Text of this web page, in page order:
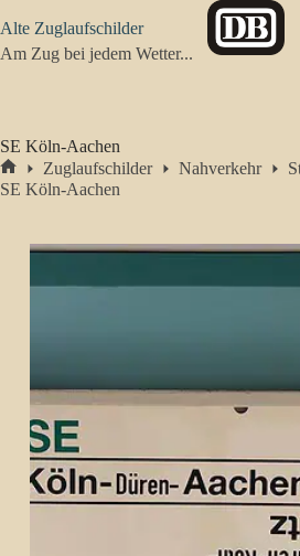
Inhalt
springen
Alte Zuglaufschilder
Am Zug bei jedem Wetter...
SE Köln-Aachen
Start
Zuglaufschilder Nahverkehr
SE Köln-Aachen